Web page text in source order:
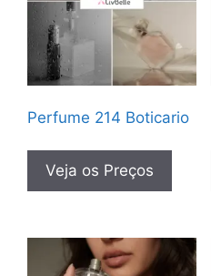
Perfume 214 Boticario
Veja os Preços